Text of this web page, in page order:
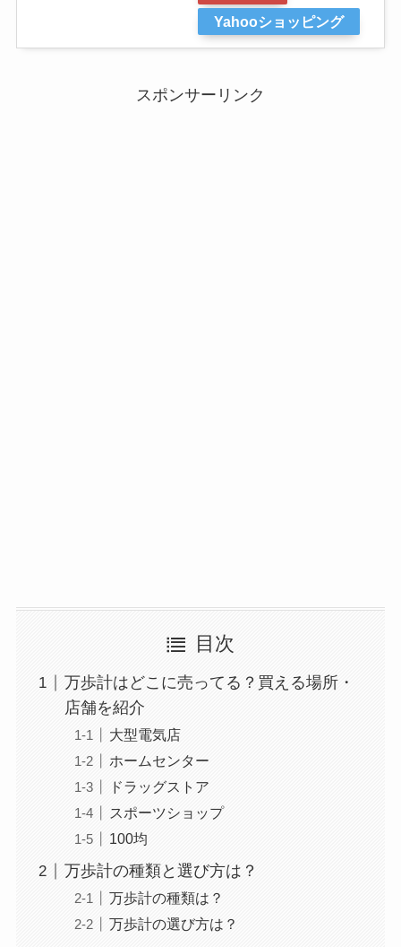
Yahooショッピング
スポンサーリンク
目次
万歩計はどこに売ってる？買える場所・
店舗を紹介
大型電気店
ホームセンター
ドラッグストア
スポーツショップ
100均
万歩計の種類と選び方は？
万歩計の種類は？
万歩計の選び方は？